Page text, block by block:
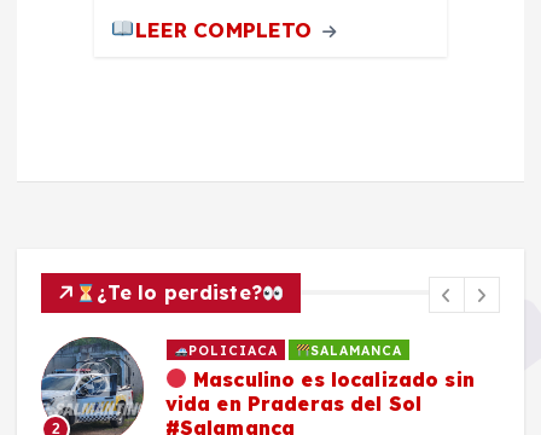
LEER COMPLETO
¿Te lo perdiste?
2
POLICIACA SALAMANCA
Masculino es localizado sin
vida en Praderas del Sol
#Salamanca